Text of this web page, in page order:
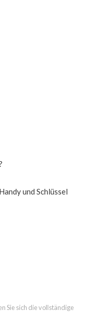
und Schlüssel
Sie sich die vollständige